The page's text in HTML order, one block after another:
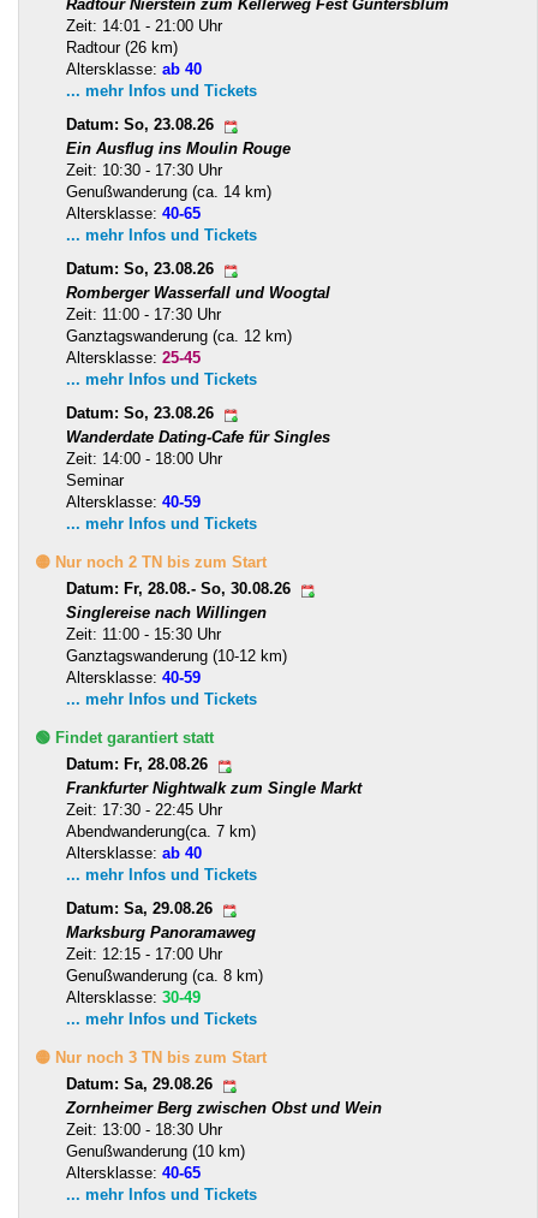
Radtour Nierstein zum Kellerweg Fest Guntersblum
Zeit: 14:01 - 21:00 Uhr
Radtour (26 km)
Altersklasse: ab 40
... mehr Infos und Tickets
Datum: So, 23.08.26
Ein Ausflug ins Moulin Rouge
Zeit: 10:30 - 17:30 Uhr
Genußwanderung (ca. 14 km)
Altersklasse: 40-65
... mehr Infos und Tickets
Datum: So, 23.08.26
Romberger Wasserfall und Woogtal
Zeit: 11:00 - 17:30 Uhr
Ganztagswanderung (ca. 12 km)
Altersklasse: 25-45
... mehr Infos und Tickets
Datum: So, 23.08.26
Wanderdate Dating-Cafe für Singles
Zeit: 14:00 - 18:00 Uhr
Seminar
Altersklasse: 40-59
... mehr Infos und Tickets
🟡 Nur noch 2 TN bis zum Start
Datum: Fr, 28.08.- So, 30.08.26
Singlereise nach Willingen
Zeit: 11:00 - 15:30 Uhr
Ganztagswanderung (10-12 km)
Altersklasse: 40-59
... mehr Infos und Tickets
🟢 Findet garantiert statt
Datum: Fr, 28.08.26
Frankfurter Nightwalk zum Single Markt
Zeit: 17:30 - 22:45 Uhr
Abendwanderung(ca. 7 km)
Altersklasse: ab 40
... mehr Infos und Tickets
Datum: Sa, 29.08.26
Marksburg Panoramaweg
Zeit: 12:15 - 17:00 Uhr
Genußwanderung (ca. 8 km)
Altersklasse: 30-49
... mehr Infos und Tickets
🟡 Nur noch 3 TN bis zum Start
Datum: Sa, 29.08.26
Zornheimer Berg zwischen Obst und Wein
Zeit: 13:00 - 18:30 Uhr
Genußwanderung (10 km)
Altersklasse: 40-65
... mehr Infos und Tickets